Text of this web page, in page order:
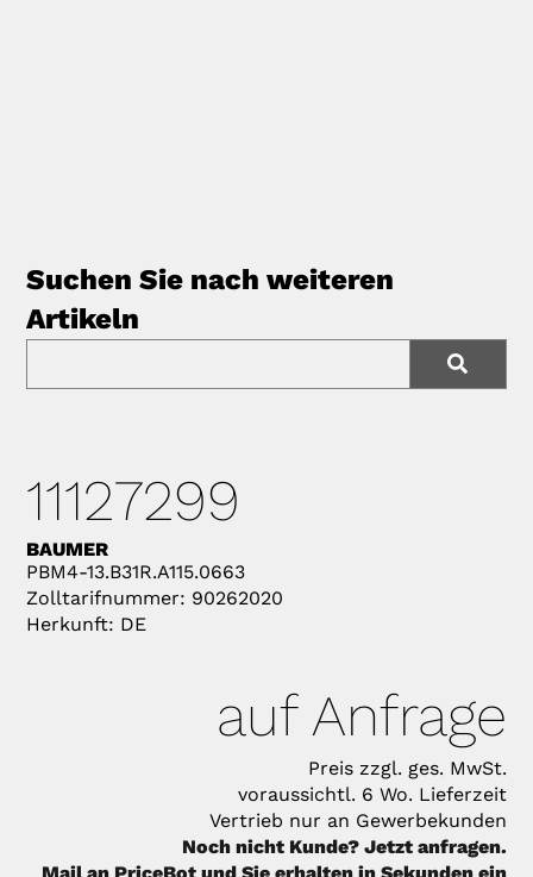
Suchen Sie nach weiteren
Artikeln
11127299
BAUMER
PBM4-13.B31R.A115.0663
Zolltarifnummer: 90262020
Herkunft: DE
auf Anfrage
Preis zzgl. ges. MwSt.
voraussichtl. 6 Wo. Lieferzeit
Vertrieb nur an Gewerbekunden
Noch nicht Kunde? Jetzt anfragen.